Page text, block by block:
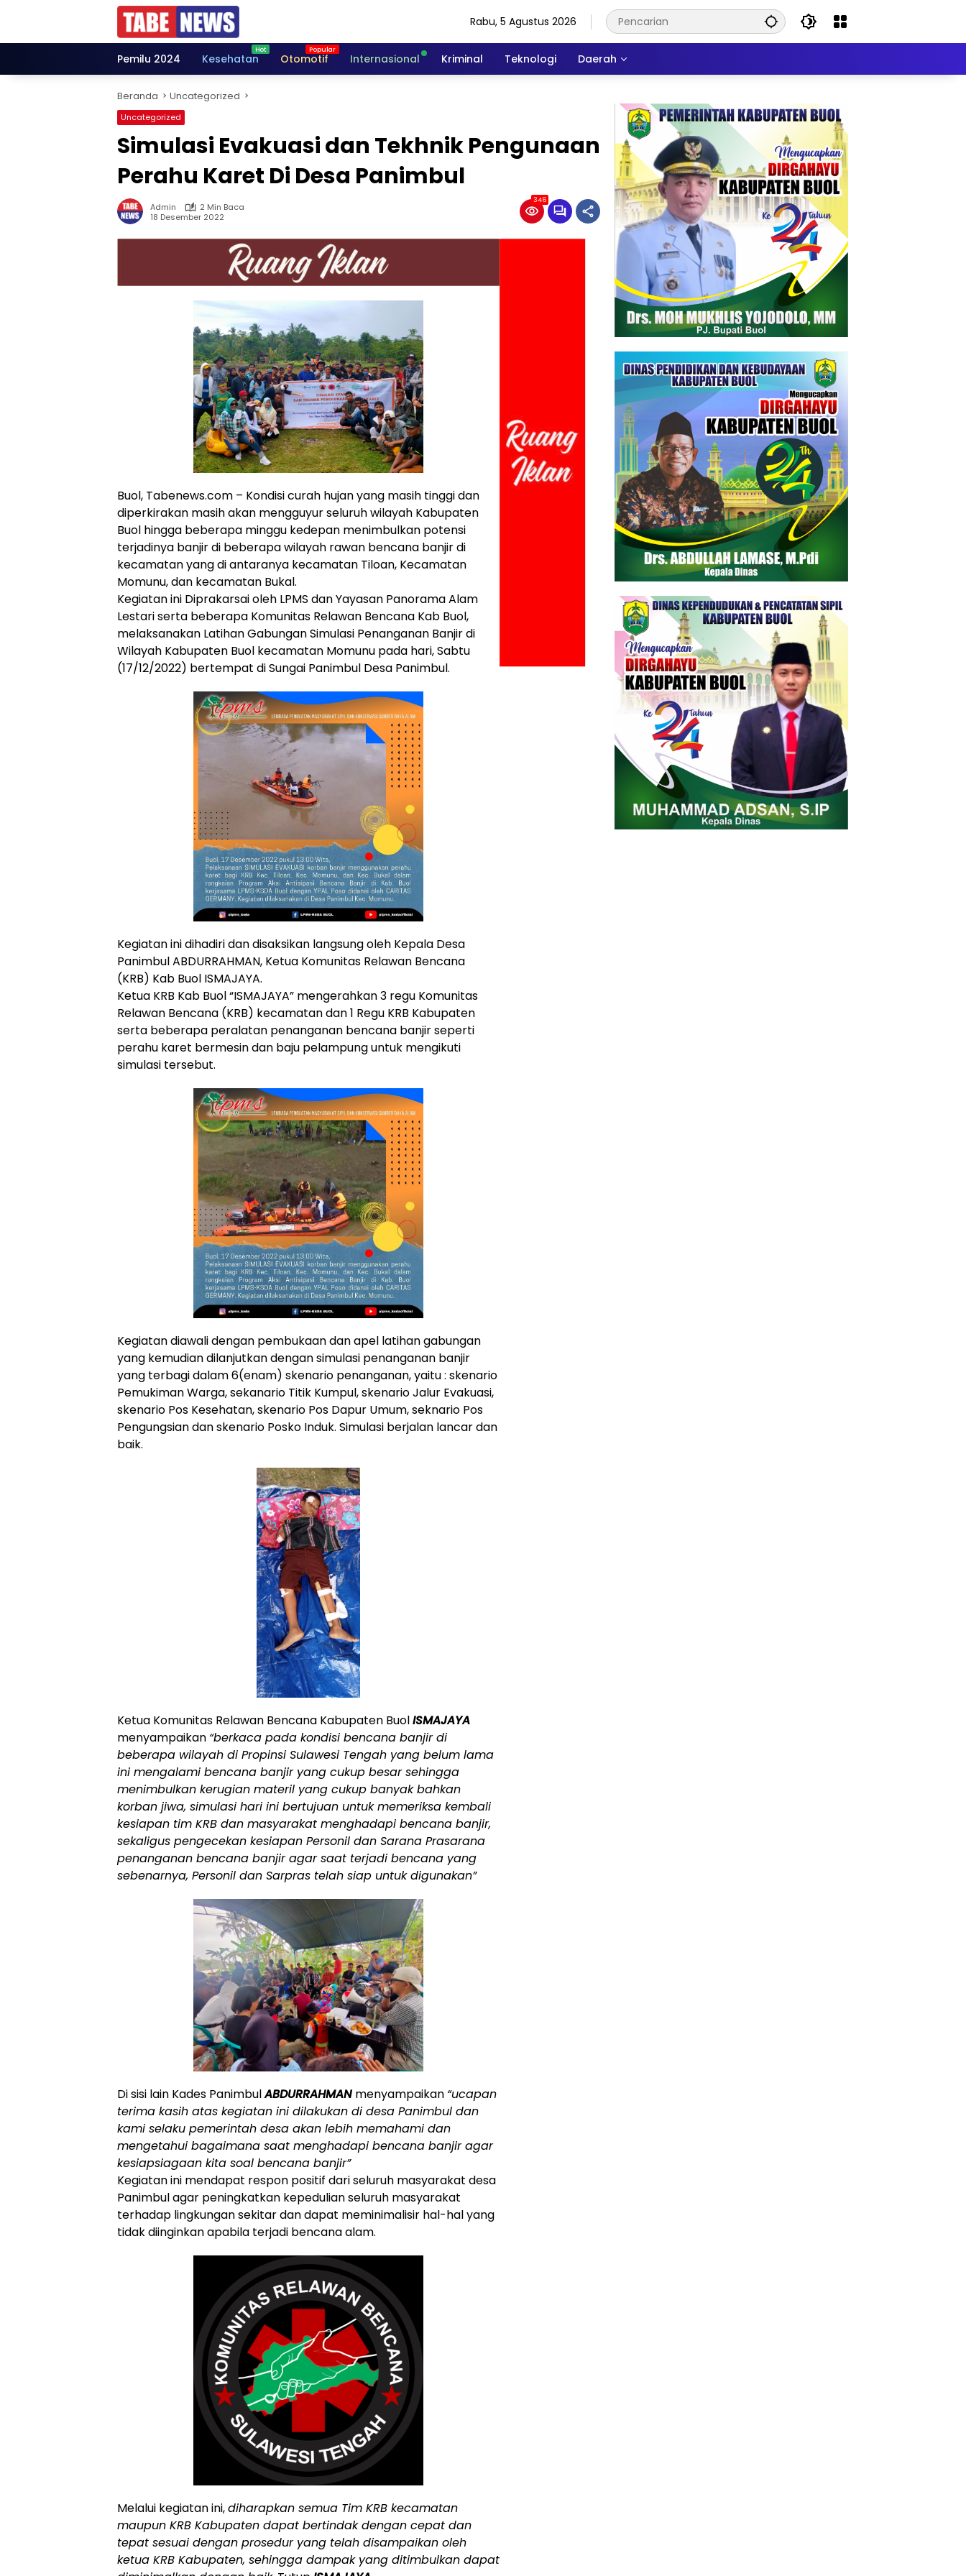
Rabu, 5 Agustus 2026
Pemilu 2024 Kesehatan Otomotif Internasional Kriminal Teknologi Daerah
Beranda Uncategorized
Uncategorized
Simulasi Evakuasi dan Tekhnik Pengunaan
Perahu Karet Di Desa Panimbul
Admin
2 Min Baca
18 Desember 2022
346
Buol, Tabenews.com – Kondisi curah hujan yang masih tinggi dan
diperkirakan masih akan mengguyur seluruh wilayah Kabupaten
Buol hingga beberapa minggu kedepan menimbulkan potensi
terjadinya banjir di beberapa wilayah rawan bencana banjir di
kecamatan yang di antaranya kecamatan Tiloan, Kecamatan
Momunu, dan kecamatan Bukal.
Kegiatan ini Diprakarsai oleh LPMS dan Yayasan Panorama Alam
Lestari serta beberapa Komunitas Relawan Bencana Kab Buol,
melaksanakan Latihan Gabungan Simulasi Penanganan Banjir di
Wilayah Kabupaten Buol kecamatan Momunu pada hari, Sabtu
(17/12/2022) bertempat di Sungai Panimbul Desa Panimbul.
Kegiatan ini dihadiri dan disaksikan langsung oleh Kepala Desa
Panimbul ABDURRAHMAN, Ketua Komunitas Relawan Bencana
(KRB) Kab Buol ISMAJAYA.
Ketua KRB Kab Buol “ISMAJAYA” mengerahkan 3 regu Komunitas
Relawan Bencana (KRB) kecamatan dan 1 Regu KRB Kabupaten
serta beberapa peralatan penanganan bencana banjir seperti
perahu karet bermesin dan baju pelampung untuk mengikuti
simulasi tersebut.
Kegiatan diawali dengan pembukaan dan apel latihan gabungan
yang kemudian dilanjutkan dengan simulasi penanganan banjir
yang terbagi dalam 6(enam) skenario penanganan, yaitu : skenario
Pemukiman Warga, sekanario Titik Kumpul, skenario Jalur Evakuasi,
skenario Pos Kesehatan, skenario Pos Dapur Umum, seknario Pos
Pengungsian dan skenario Posko Induk. Simulasi berjalan lancar dan
baik.
Ketua Komunitas Relawan Bencana Kabupaten BuolISMAJAYA
menyampaikan “berkaca pada kondisi bencana banjir di
beberapa wilayah di Propinsi Sulawesi Tengah yang belum lama
ini mengalami bencana banjir yang cukup besar sehingga
menimbulkan kerugian materil yang cukup banyak bahkan
korban jiwa, simulasi hari ini bertujuan untuk memeriksa kembali
kesiapan tim KRB dan masyarakat menghadapi bencana banjir,
sekaligus pengecekan kesiapan Personil dan Sarana Prasarana
penanganan bencana banjir agar saat terjadi bencana yang
sebenarnya, Personil dan Sarpras telah siap untuk digunakan”
Di sisi lain Kades PanimbulABDURRAHMAN menyampaikan “ucapan
terima kasih atas kegiatan ini dilakukan di desa Panimbul dan
kami selaku pemerintah desa akan lebih memahami dan
mengetahui bagaimana saat menghadapi bencana banjir agar
kesiapsiagaan kita soal bencana banjir”
Kegiatan ini mendapat respon positif dari seluruh masyarakat desa
Panimbul agar peningkatkan kepedulian seluruh masyarakat
terhadap lingkungan sekitar dan dapat meminimalisir hal-hal yang
tidak diinginkan apabila terjadi bencana alam.
Melalui kegiatan ini,diharapkan semua Tim KRB kecamatan
maupun KRB Kabupaten dapat bertindak dengan cepat dan
tepat sesuai dengan prosedur yang telah disampaikan oleh
ketua KRB Kabupaten, sehingga dampak yang ditimbulkan dapat